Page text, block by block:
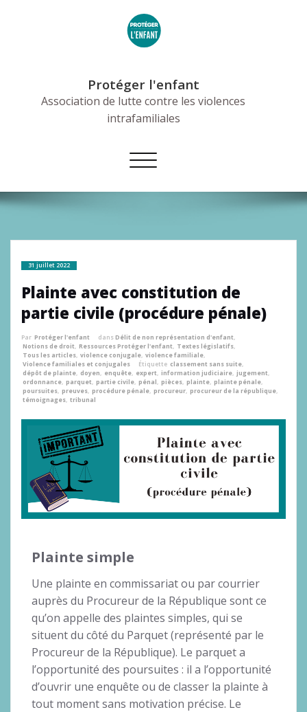
Protéger l'enfant
Association de lutte contre les violences
intrafamiliales
Afficher/masquer
la
31 juillet 2022
Plainte avec constitution de
partie civile (procédure pénale)
Par Protéger l'enfant dansDélit de non représentation d'enfant,
Notions de droit, Ressources Protéger l'enfant, Textes législatifs,
Tous les articles, violence conjugale, violence familiale,
Violence familiales et conjugales
Étiquette classement sans suite,
dépôt de plainte, doyen, enquête, expert, information judiciaire, jugement,
ordonnance, parquet, partie civile, pénal, pièces, plainte, plainte pénale,
poursuites, preuves, procédure pénale, procureur, procureur de la république,
témoignages, tribunal
Plainte simple
Une plainte en commissariat ou par courrier
auprès du Procureur de la République sont ce
qu’on appelle des plaintes simples, qui se
situent du côté du Parquet (représenté par le
Procureur de la République). Le parquet a
l’opportunité des poursuites : il a l’opportunité
d’ouvrir une enquête ou de classer la plainte à
tout moment sans motivation précise. Le